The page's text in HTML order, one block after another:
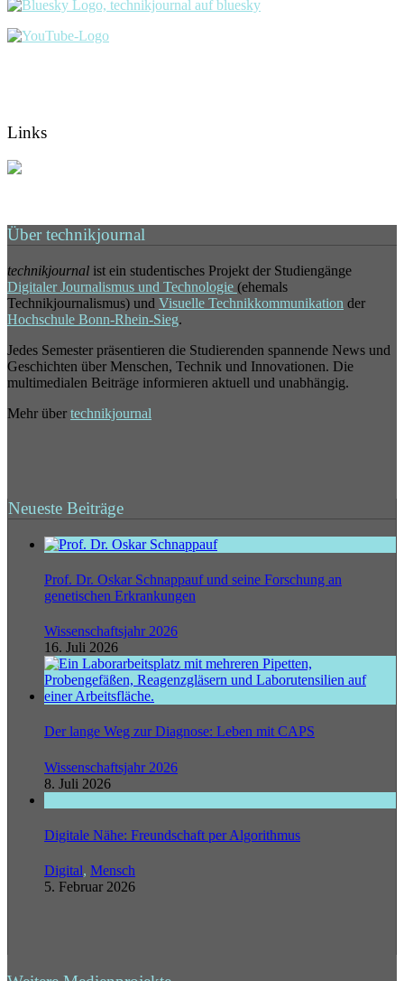
Links
Über technikjournal
technikjournal ist ein studentisches Projekt der Studiengänge
Digitaler Journalismus und Technologie (ehemals
Technikjournalismus) und Visuelle Technikkommunikation der
Hochschule Bonn-Rhein-Sieg.
Jedes Semester präsentieren die Studierenden spannende News und
Geschichten über Menschen, Technik und Innovationen. Die
multimedialen Beiträge informieren aktuell und unabhängig.
Mehr über technikjournal
Neueste Beiträge
Prof. Dr. Oskar Schnappauf und seine Forschung an
genetischen Erkrankungen
Wissenschaftsjahr 2026
16. Juli 2026
Der lange Weg zur Diagnose: Leben mit CAPS
Wissenschaftsjahr 2026
8. Juli 2026
Digitale Nähe: Freundschaft per Algorithmus
Digital, Mensch
5. Februar 2026